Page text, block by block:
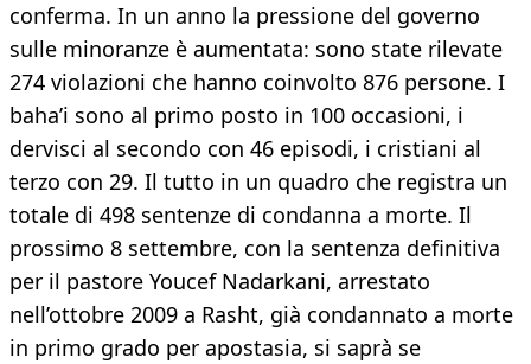
conferma. In un anno la pressione del governo
sulle minoranze è aumentata: sono state rilevate
274 violazioni che hanno coinvolto 876 persone. I
baha’i sono al primo posto in 100 occasioni, i
dervisci al secondo con 46 episodi, i cristiani al
terzo con 29. Il tutto in un quadro che registra un
totale di 498 sentenze di condanna a morte. Il
prossimo 8 settembre, con la sentenza definitiva
per il pastore Youcef Nadarkani, arrestato
nell’ottobre 2009 a Rasht, già condannato a morte
in primo grado per apostasia, si saprà se